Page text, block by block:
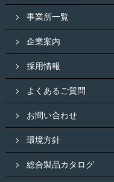
事業所一覧
企業案内
採用情報
よくあるご質問
お問い合わせ
環境方針
総合製品カタログ